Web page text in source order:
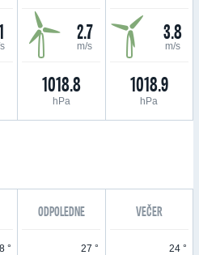
2.7
m/s
1018.8
hPa
3.8
m/s
1018.9
hPa
ODPOLEDNE VEČER
° 27 ° 24 °